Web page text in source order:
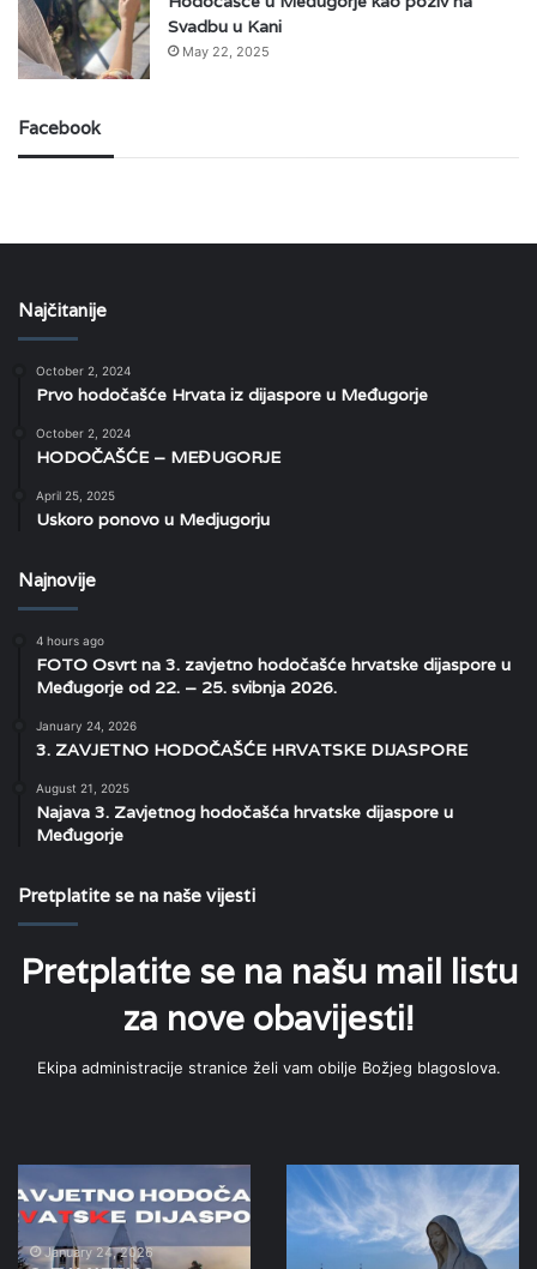
Svadbu u Kani
May 22, 2025
Facebook
Najčitanije
October 2, 2024
Prvo hodočašće Hrvata iz dijaspore u Međugorje
October 2, 2024
HODOČAŠĆE – MEĐUGORJE
April 25, 2025
Uskoro ponovo u Medjugorju
Najnovije
4 hours ago
FOTO Osvrt na 3. zavjetno hodočašće hrvatske dijaspore u
Međugorje od 22. – 25. svibnja 2026.
January 24, 2026
3. ZAVJETNO HODOČAŠĆE HRVATSKE DIJASPORE
August 21, 2025
Najava 3. Zavjetnog hodočašća hrvatske dijaspore u
Međugorje
Pretplatite se na naše vijesti
Pretplatite se na našu mail listu
za nove obavijesti!
Ekipa administracije stranice želi vam obilje Božjeg blagoslova.
–
MEĐUGORJE
Moje
malo
svjedočanstvo